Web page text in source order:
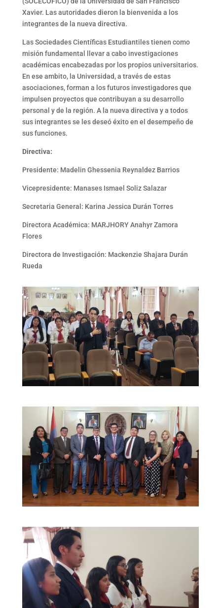
Xavier. Las autoridades dieron la bienvenida a los
integrantes de la nueva directiva.
Las Sociedades Científicas Estudiantiles tienen como
misión fundamental llevar a cabo investigaciones
académicas encabezadas por los propios universitarios.
En ese ambito, la Universidad, a través de estas
asociaciones, forman a los futuros investigadores que
impulsen proyectos que contribuyan a su desarrollo
personal y de la región. A la nueva directiva y a todos
sus integrantes se les deseó éxito en el desempeño de
sus funciones.
Directiva:
Presidente: Madelin Ghessenia Reynaldez Barrios
Vicepresidente: Manases Ismael Soliz Salazar
Secretaria General: Karina Jessica Durán Torres
Directora Académica: MARJHORY Anahyr Zamora
Flores
Directora de Investigación: Mackenzie Shajara Durán
Rueda